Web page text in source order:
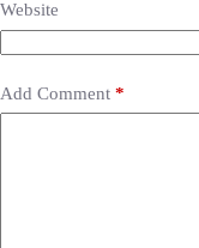
Website
Add Comment *